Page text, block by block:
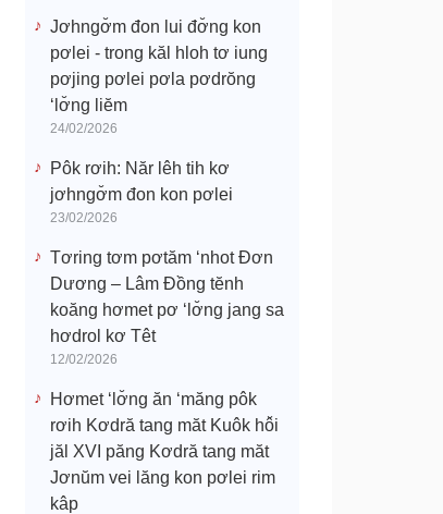
Jơhngơ̆m đon lui đơ̆ng kon
pơlei - trong kăl hloh tơ iung
pơjing pơlei pơla pơdrŏng
‘lơ̆ng liĕm
24/02/2026
Pôk rơih: Năr lêh tih kơ
jơhngơ̆m đon kon pơlei
23/02/2026
Tơring tơm pơtăm ‘nhot Đơn
Dương – Lâm Đồng tĕnh
koăng hơmet pơ ‘lơ̆ng jang sa
hơdrol kơ Têt
12/02/2026
Hơmet ‘lơ̆ng ăn ‘măng pôk
rơih Kơdră tang măt Kuôk hô̆i
jăl XVI păng Kơdră tang măt
Jơnŭm vei lăng kon pơlei rim
kâp